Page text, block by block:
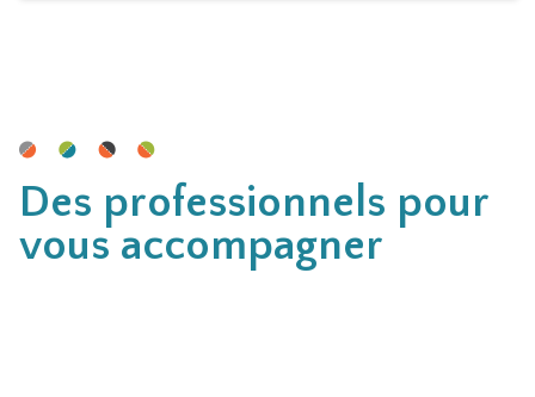
Des professionnels pour
vous accompagner